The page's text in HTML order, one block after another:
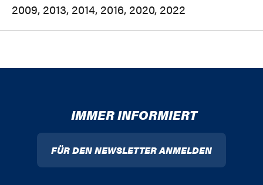
2009, 2013, 2014, 2016, 2020, 2022
IMMER INFORMIERT
FÜR DEN NEWSLETTER ANMELDEN